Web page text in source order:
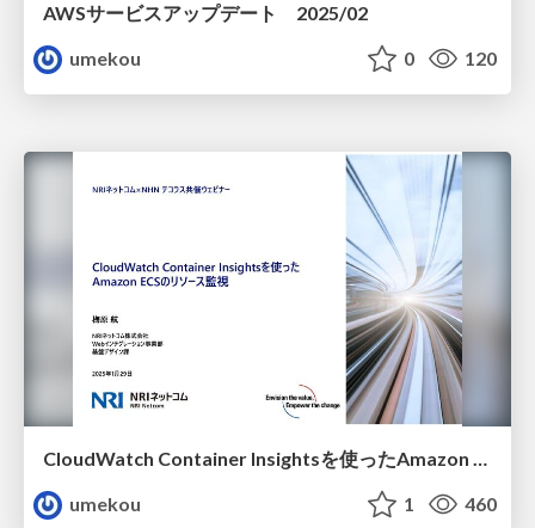
AWSサービスアップデート 2025/02
umekou
0 120
umekou
1 460